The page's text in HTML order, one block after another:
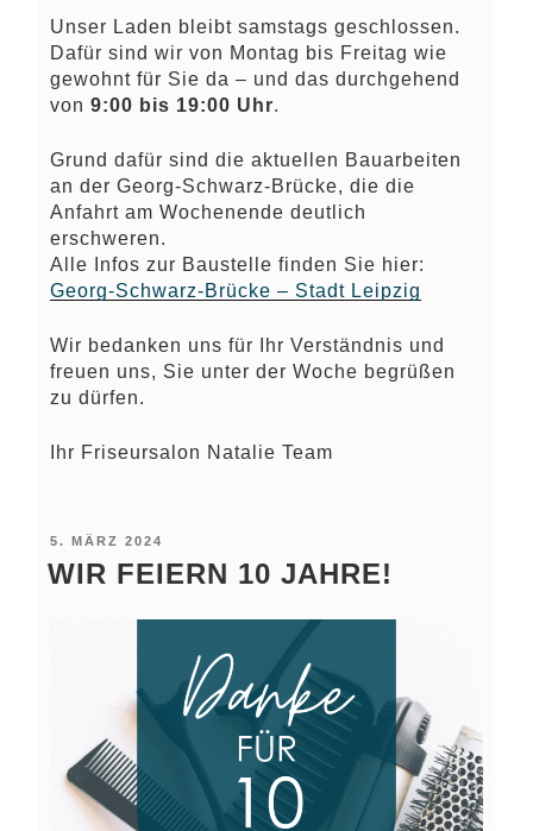
Unser Laden bleibt samstags geschlossen.
Dafür sind wir von Montag bis Freitag wie
gewohnt für Sie da – und das durchgehend
von 9:00 bis 19:00 Uhr.
Grund dafür sind die aktuellen Bauarbeiten
an der Georg-Schwarz-Brücke, die die
Anfahrt am Wochenende deutlich
erschweren.
Alle Infos zur Baustelle finden Sie hier:
Georg-Schwarz-Brücke – Stadt Leipzig
Wir bedanken uns für Ihr Verständnis und
freuen uns, Sie unter der Woche begrüßen
zu dürfen.
Ihr Friseursalon Natalie Team
VERÖFFENTLICHT
5. MÄRZ 2024
WIR FEIERN 10 JAHRE!